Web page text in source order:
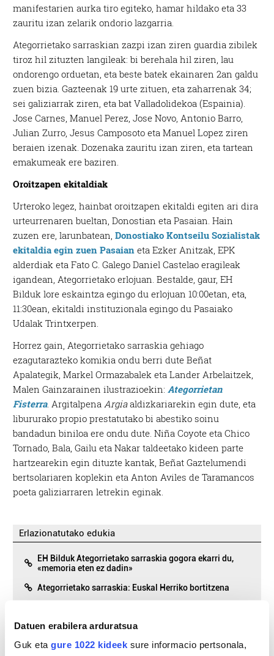
Datuen erabilera arduratsua
Guk eta gure 1022 kideek sure informacio pertsonala,
manifestarien aurka tiro egiteko, hamar hildako eta 33
zauritu izan zelarik ondorio lazgarria.
Ategorrietako sarraskian zazpi izan ziren guardia zibilek
tiroz hil zituzten langileak: bi berehala hil ziren, lau
ondorengo orduetan, eta beste batek ekainaren 2an galdu
zuen bizia. Gazteenak 19 urte zituen, eta zaharrenak 34;
sei galiziarrak ziren, eta bat Valladolidekoa (Espainia).
Jose Carnes, Manuel Perez, Jose Novo, Antonio Barro,
Julian Zurro, Jesus Camposoto eta Manuel Lopez ziren
beraien izenak. Dozenaka zauritu izan ziren, eta tartean
emakumeak ere baziren.
Oroitzapen ekitaldiak
Urteroko legez, hainbat oroitzapen ekitaldi egiten ari dira
urteurrenaren bueltan, Donostian eta Pasaian. Hain
zuzen ere, larunbatean,Donostiako Kontseilu Sozialistak
ekitaldia egin zuen Pasaian eta Ezker Anitzak, EPK
alderdiak eta Fato C. Galego Daniel Castelao eragileak
igandean, Ategorrietako erlojuan. Bestalde, gaur, EH
Bilduk lore eskaintza egingo du erlojuan 10:00etan, eta,
11:30ean, ekitaldi instituzionala egingo du Pasaiako
Udalak Trintxerpen.
Horrez gain, Ategorrietako sarraskia gehiago
ezagutarazteko komikia ondu berri dute Beñat
Apalategik, Markel Ormazabalek eta Lander Arbelaitzek,
Malen Gainzarainen ilustrazioekin:Ategorrietan
Fisterra. Argitalpena Argiaaldizkariarekin egin dute, eta
libururako propio prestatutako bi abestiko soinu
bandadun biniloa ere ondu dute. Niña Coyote eta Chico
Tornado, Bala, Gailu eta Nakar taldeetako kideen parte
hartzearekin egin dituzte kantak, Beñat Gaztelumendi
bertsolariaren koplekin eta Anton Aviles de Taramancos
poeta galiziarraren letrekin eginak.
Erlazionatutako edukia
EH Bilduk Ategorrietako sarraskia gogora ekarri du,
«memoria eten ez dadin»
Ategorrietako sarraskia: Euskal Herriko bortitzena